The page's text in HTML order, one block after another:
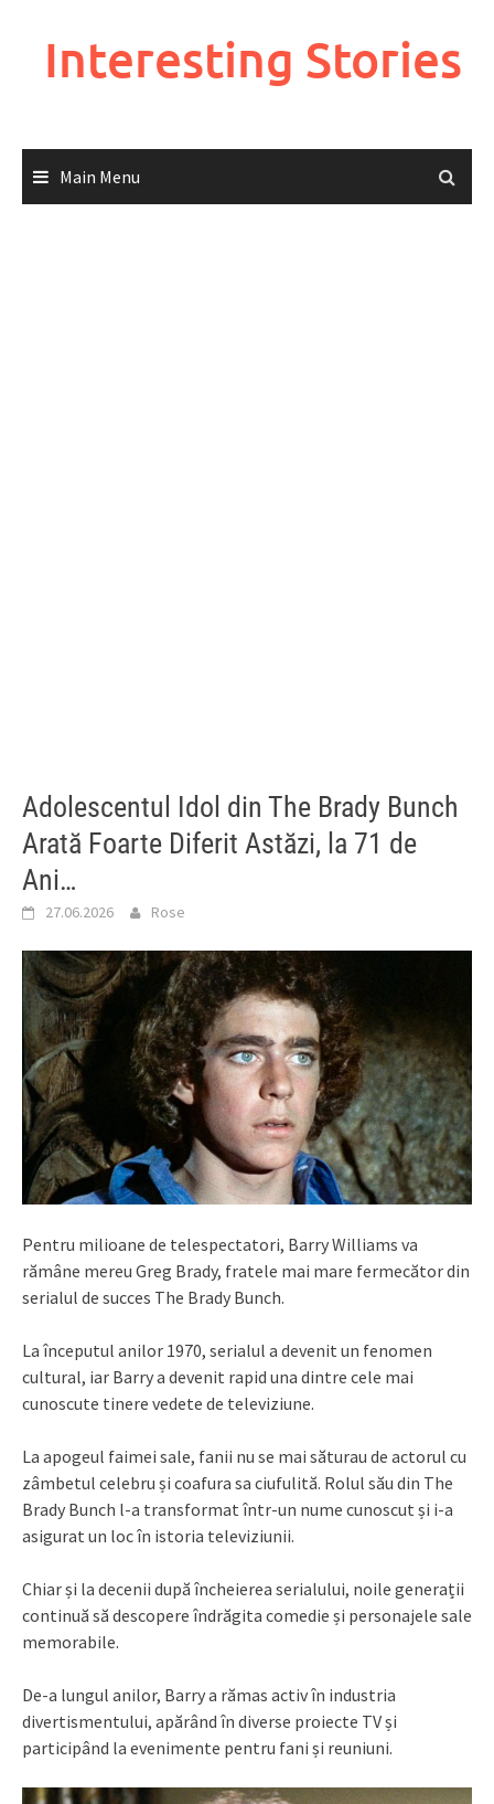
Interesting Stories
Main Menu
Adolescentul Idol din The Brady Bunch
Arată Foarte Diferit Astăzi, la 71 de
Ani…
27.06.2026 Rose
Pentru milioane de telespectatori, Barry Williams va
rămâne mereu Greg Brady, fratele mai mare fermecător din
serialul de succes The Brady Bunch.
La începutul anilor 1970, serialul a devenit un fenomen
cultural, iar Barry a devenit rapid una dintre cele mai
cunoscute tinere vedete de televiziune.
La apogeul faimei sale, fanii nu se mai săturau de actorul cu
zâmbetul celebru și coafura sa ciufulită. Rolul său din The
Brady Bunch l-a transformat într-un nume cunoscut și i-a
asigurat un loc în istoria televiziunii.
Chiar și la decenii după încheierea serialului, noile generații
continuă să descopere îndrăgita comedie și personajele sale
memorabile.
De-a lungul anilor, Barry a rămas activ în industria
divertismentului, apărând în diverse proiecte TV și
participând la evenimente pentru fani și reuniuni.